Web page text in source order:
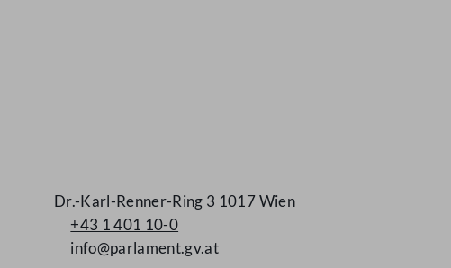
Dr.-Karl-Renner-Ring 3 1017 Wien
+43 1 401 10-0
info@parlament.gv.at